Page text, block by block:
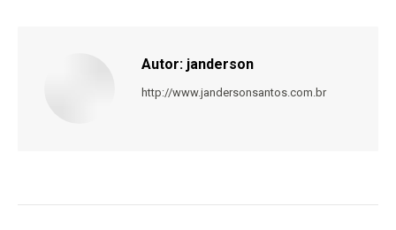
Autor: janderson
http://www.jandersonsantos.com.br